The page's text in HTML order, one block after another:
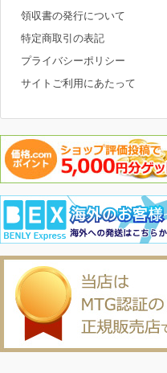
領収書の発行について
特定商取引の表記
プライバシーポリシー
サイトご利用にあたって